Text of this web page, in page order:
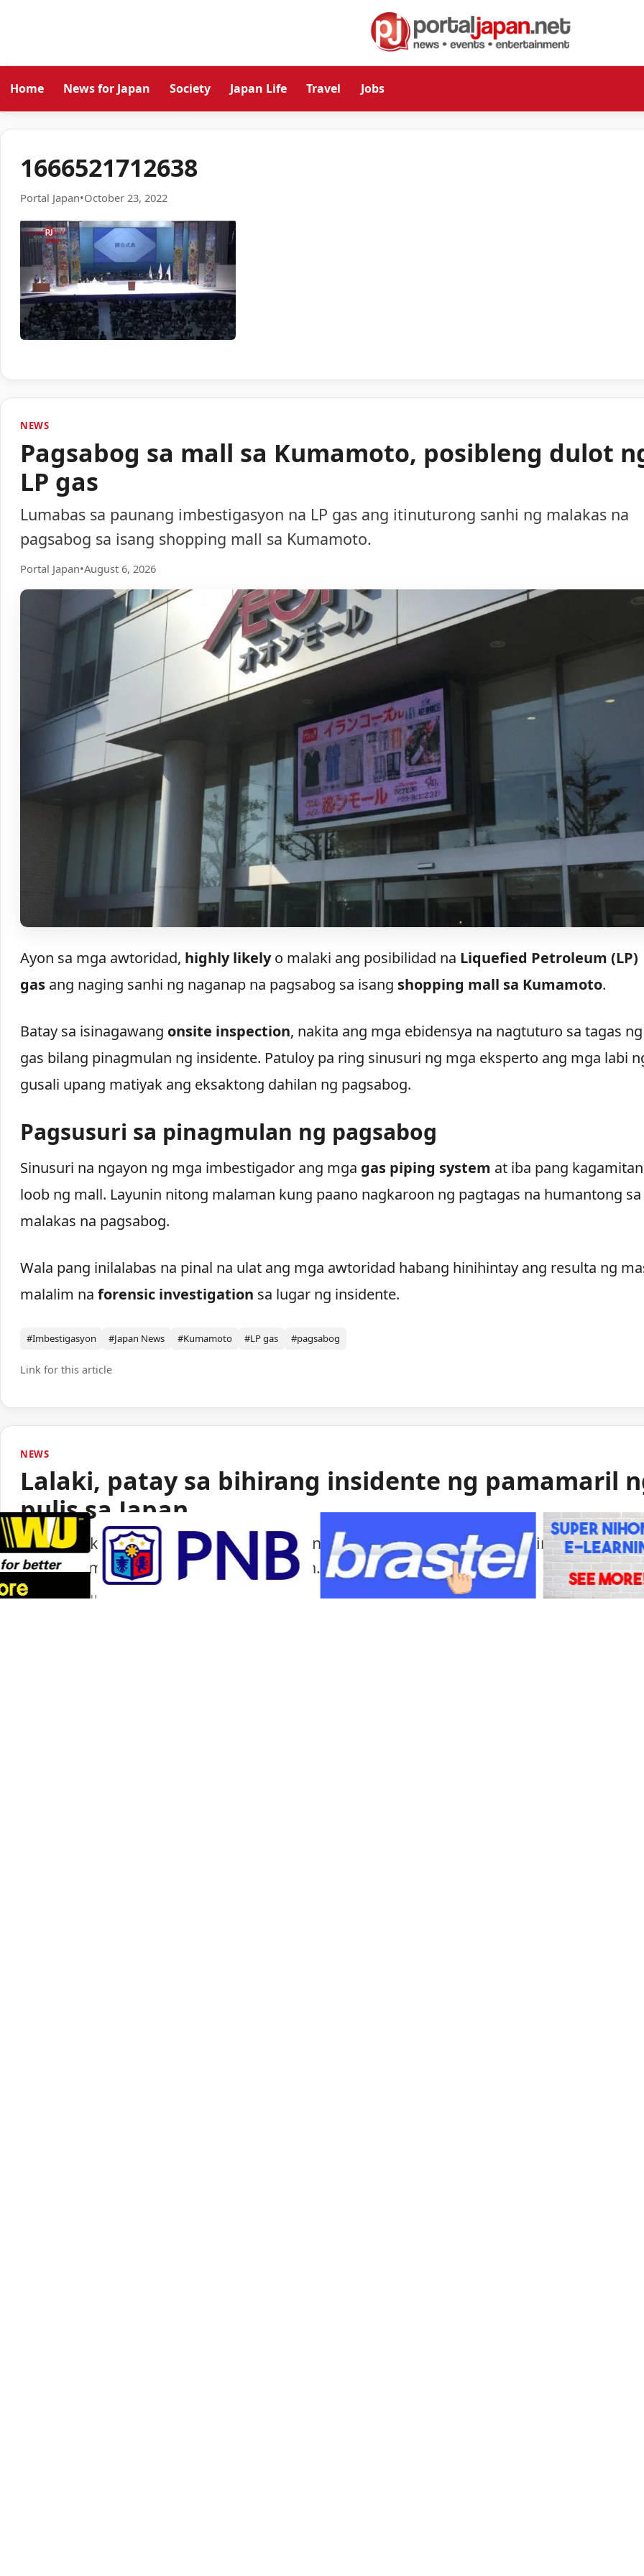
Home News for Japan Society Japan Life Travel Jobs
1666521712638
Portal Japan•October 23, 2022
NEWS
Pagsabog sa mall sa Kumamoto, posibleng dulot
LP gas
Lumabas sa paunang imbestigasyon na LP gas ang itinuturong sanhi ng malakas na
pagsabog sa isang shopping mall sa Kumamoto.
Portal Japan•August 6, 2026
Ayon sa mga awtoridad, highly likelyo malaki ang posibilidad na Liquefied Petroleum (LP)
gasang naging sanhi ng naganap na pagsabog sa isang shopping mall sa Kumamoto.
Batay sa isinagawang onsite inspection, nakita ang mga ebidensya na nagtuturo sa tagas ng
gas bilang pinagmulan ng insidente. Patuloy pa ring sinusuri ng mga eksperto ang mga labi
gusali upang matiyak ang eksaktong dahilan ng pagsabog.
Pagsusuri sa pinagmulan ng pagsabog
Sinusuri na ngayon ng mga imbestigador ang mga gas piping system at iba pang
loob ng mall. Layunin nitong malaman kung paano nagkaroon ng pagtagas na humantong sa
malakas na pagsabog.
Wala pang inilalabas na pinal na ulat ang mga awtoridad habang hinihintay ang resulta ng
malalim na forensic investigation sa lugar ng insidente.
#Imbestigasyon #Japan News #Kumamoto #LP gas #pagsabog
Link for this article
NEWS
Lalaki, patay sa bihirang insidente ng pamamaril
pulis sa Japan
Isang lalaki ang nasawi matapos barilin ng mga awtoridad sa isang bihirang
ng paggamit ng baril ng pulisya sa Japan.
Portal Japan•August 6, 2026